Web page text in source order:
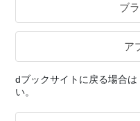
ブ
ア
dブックサイトに戻る場合
い。